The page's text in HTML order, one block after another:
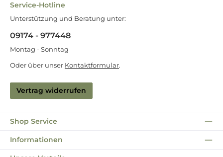
Service-Hotline
Unterstützung und Beratung unter:
09174 - 977448
Montag - Sonntag
Oder über unser Kontaktformular.
Vertrag widerrufen
Shop Service
Informationen